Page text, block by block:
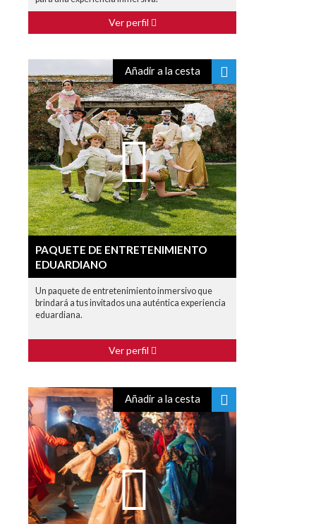
Ver perfil
Añadir a la cesta
PAQUETE DE ENTRETENIMIENTO
EDUARDIANO
Un paquete de entretenimiento inmersivo que
brindará a tus invitados una auténtica experiencia
eduardiana.
Ver perfil
Añadir a la cesta